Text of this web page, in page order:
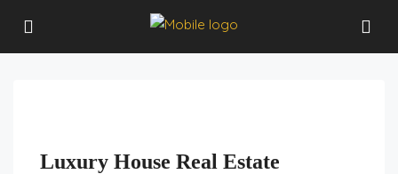
Luxury House Real Estate